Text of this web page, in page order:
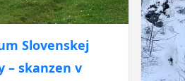
Slovenskej
– skanzen v